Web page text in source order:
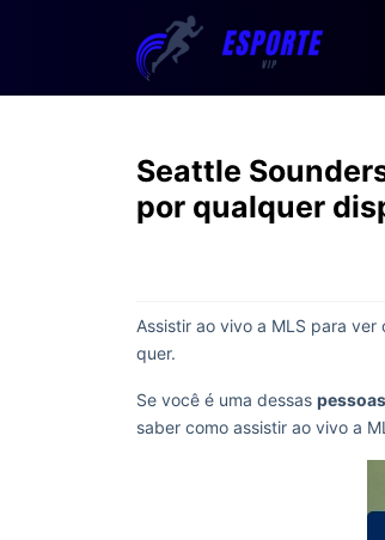
Seattle
por qualquer
Assistir ao vivo a MLS para ver
quer.
Se você é uma dessas
saber como assistir ao vivo a